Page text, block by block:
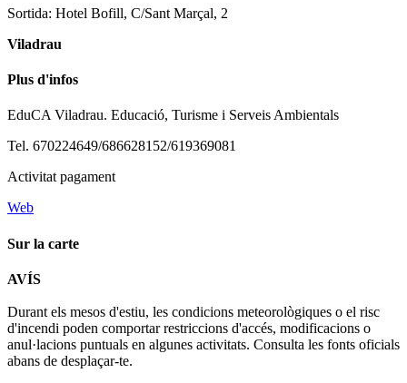
Sortida: Hotel Bofill, C/Sant Marçal, 2
Viladrau
Plus d'infos
EduCA Viladrau. Educació, Turisme i Serveis Ambientals
Tel. 670224649/686628152/619369081
Activitat pagament
Web
Sur la carte
−
AVÍS
Durant els mesos d'estiu, les condicions meteorològiques o el risc
d'incendi poden comportar restriccions d'accés, modificacions o
anul·lacions puntuals en algunes activitats. Consulta les fonts oficials
abans de desplaçar-te.